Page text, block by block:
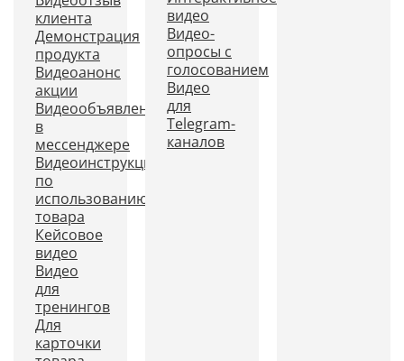
клиента
Демонстрация
продукта
Видеоанонс
акции
Видеообъявление
в
мессенджере
Видеоинструкция
по
использованию
товара
Кейсовое
видео
Видео
для
тренингов
Для
карточки
видео
Видео-
опросы с
голосованием
Видео
для
Telegram-
каналов